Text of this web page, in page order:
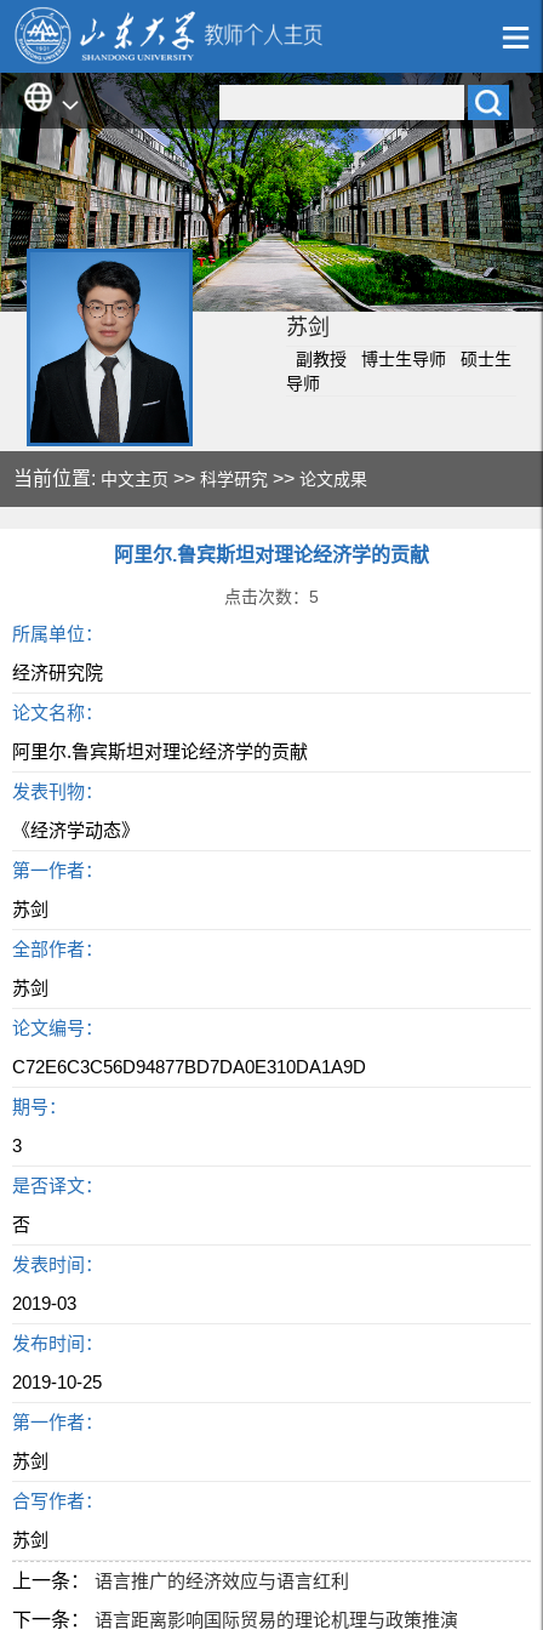
苏剑
副教授 博士生导师 硕士生
导师
当前位置: 中文主页 >>科学研究 >>论文成果
阿里尔.鲁宾斯坦对理论经济学的贡献
点击次数： 5
所属单位：
经济研究院
论文名称：
阿里尔.鲁宾斯坦对理论经济学的贡献
发表刊物：
《经济学动态》
第一作者：
苏剑
全部作者：
苏剑
论文编号：
C72E6C3C56D94877BD7DA0E310DA1A9D
期号：
3
是否译文：
否
发表时间：
2019-03
发布时间：
2019-10-25
第一作者：
苏剑
合写作者：
苏剑
上一条：
语言推广的经济效应与语言红利
下一条：
语言距离影响国际贸易的理论机理与政策推演